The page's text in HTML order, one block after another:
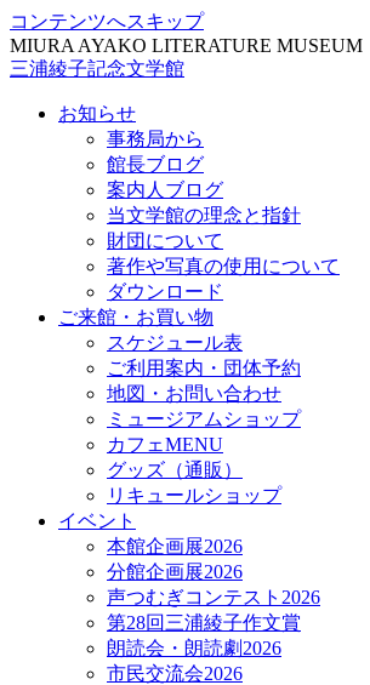
コンテンツへスキップ
MIURA AYAKO LITERATURE MUSEUM
三浦綾子記念文学館
お知らせ
事務局から
館長ブログ
案内人ブログ
当文学館の理念と指針
財団について
著作や写真の使用について
ダウンロード
ご来館・お買い物
スケジュール表
ご利用案内・団体予約
地図・お問い合わせ
ミュージアムショップ
カフェMENU
グッズ（通販）
リキュールショップ
イベント
本館企画展2026
分館企画展2026
声つむぎコンテスト2026
第28回三浦綾子作文賞
朗読会・朗読劇2026
市民交流会2026